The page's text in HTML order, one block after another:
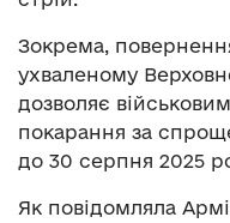
Зокрема,
ухваленому
дозволяє
покарання за
до 30 серпня 2025
Як повідомляла